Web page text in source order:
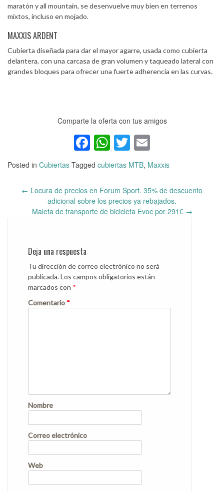
maratón y all mountain, se desenvuelve muy bien en terrenos
mixtos, incluso en mojado.
MAXXIS ARDENT
Cubierta diseñada para dar el mayor agarre, usada como cubierta
delantera, con una carcasa de gran volumen y taqueado lateral con
grandes bloques para ofrecer una fuerte adherencia en las curvas.
Comparte la oferta con tus amigos
Facebook
WhatsApp
Twitter
Posted in Cubiertas Tagged cubiertas MTB, Maxxis
navigation
← Locura de precios en Forum Sport. 35% de descuento
adicional sobre los precios ya rebajados.
Maleta de transporte de bicicleta Evoc por 291€ →
Deja una respuesta
Tu dirección de correo electrónico no será
publicada.Los campos obligatorios están
marcados con *
Comentario *
Nombre
Correo electrónico
Web